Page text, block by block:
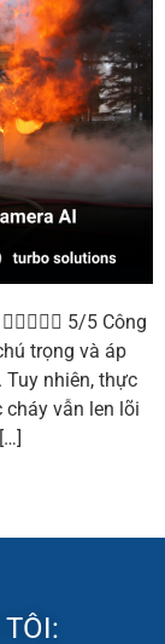
 5/5 Công
trọng và áp
nhiên, thực
vẫn len lõi